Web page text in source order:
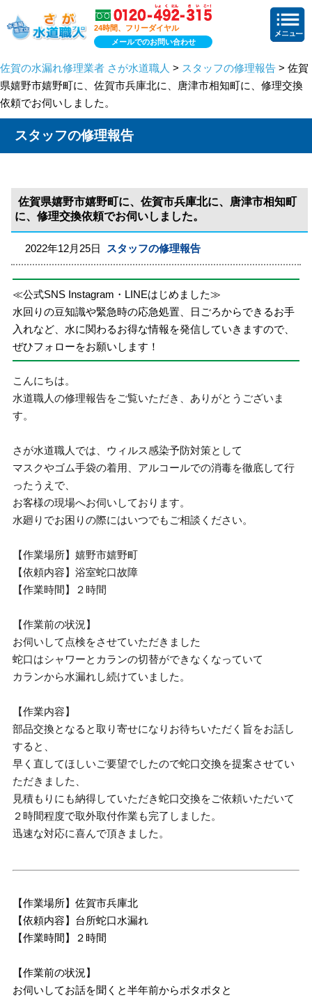
24時間、フリーダイヤル
メールでのお問い合わせ
佐賀の水漏れ修理業者 さが水道職人 > スタッフの修理報告 > 佐賀
県嬉野市嬉野町に、佐賀市兵庫北に、唐津市相知町に、修理交換
依頼でお伺いしました。
スタッフの修理報告
佐賀県嬉野市嬉野町に、佐賀市兵庫北に、唐津市相知町
に、修理交換依頼でお伺いしました。
2022年12月25日 スタッフの修理報告
≪公式SNS Instagram・LINEはじめました≫
水回りの豆知識や緊急時の応急処置、日ごろからできるお手
入れなど、水に関わるお得な情報を発信していきますので、
ぜひフォローをお願いします！
こんにちは。
水道職人の修理報告をご覧いただき、ありがとうございま
す。
さが水道職人では、ウィルス感染予防対策として
マスクやゴム手袋の着用、アルコールでの消毒を徹底して行
ったうえで、
お客様の現場へお伺いしております。
水廻りでお困りの際にはいつでもご相談ください。
【作業場所】嬉野市嬉野町
【依頼内容】浴室蛇口故障
【作業時間】２時間
【作業前の状況】
お伺いして点検をさせていただきました
蛇口はシャワーとカランの切替ができなくなっていて
カランから水漏れし続けていました。
【作業内容】
部品交換となると取り寄せになりお待ちいただく旨をお話し
すると、
早く直してほしいご要望でしたので蛇口交換を提案させてい
ただきました、
見積もりにも納得していただき蛇口交換をご依頼いただいて
２時間程度で取外取付作業も完了しました。
迅速な対応に喜んで頂きました。
【作業場所】佐賀市兵庫北
【依頼内容】台所蛇口水漏れ
【作業時間】２時間
【作業前の状況】
お伺いしてお話を聞くと半年前からポタポタと